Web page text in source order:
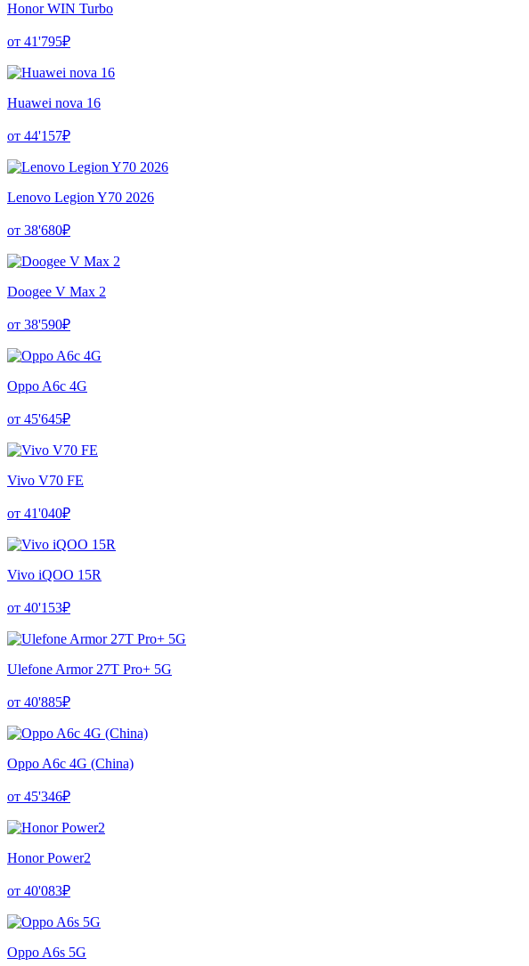
Honor WIN Turbo
от 41'795₽
Huawei nova 16
от 44'157₽
Lenovo Legion Y70 2026
от 38'680₽
Doogee V Max 2
от 38'590₽
Oppo A6c 4G
от 45'645₽
Vivo V70 FE
от 41'040₽
Vivo iQOO 15R
от 40'153₽
Ulefone Armor 27T Pro+ 5G
от 40'885₽
Oppo A6c 4G (China)
от 45'346₽
Honor Power2
от 40'083₽
Oppo A6s 5G